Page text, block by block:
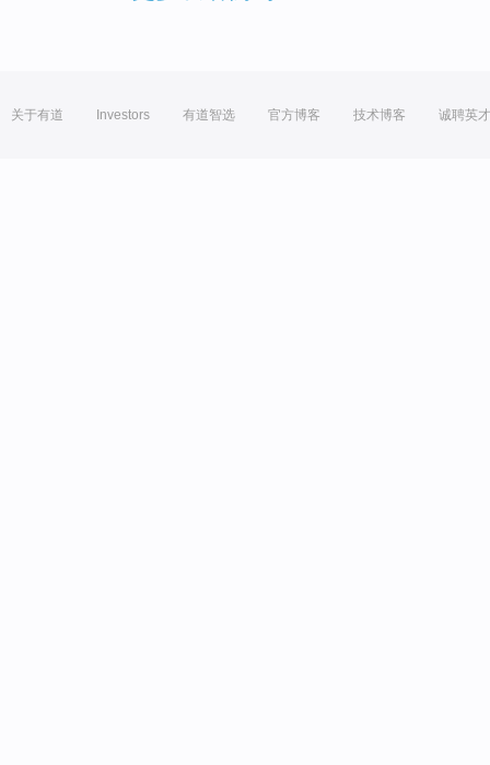
关于有道 Investors 有道智选 官方博客 技术博客 诚聘英才